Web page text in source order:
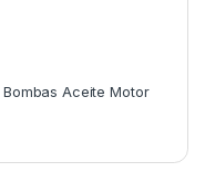
Bombas Aceite Motor